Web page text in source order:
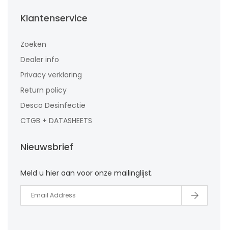
Klantenservice
Zoeken
Dealer info
Privacy verklaring
Return policy
Desco Desinfectie
CTGB + DATASHEETS
Nieuwsbrief
Meld u hier aan voor onze mailinglijst.